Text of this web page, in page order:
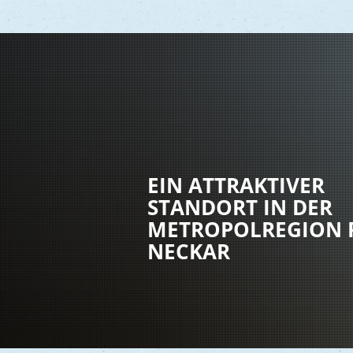
EIN ATTRAKTIVER
STANDORT IN DER
METROPOLREGION
NECKAR